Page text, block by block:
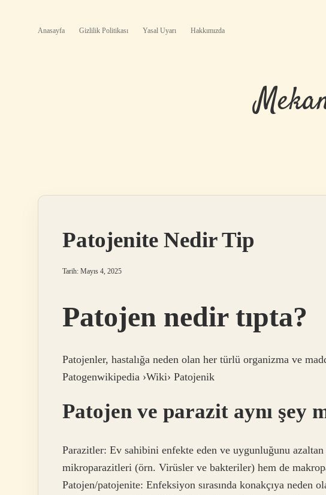
Anasayfa Gizlilik Politikası Yasal Uyarı Hakkımızda
Patojenite Nedir Tip
Tarih: Mayıs 4, 2025
Patojen nedir tıpta?
Patojenler, hastalığa neden olan her türlü organizma ve
Patogenwikipedia ›Wiki› Patojenik
Patojen ve parazit aynı şey
Parazitler: Ev sahibini enfekte eden ve uygunluğunu
mikroparazitleri (örn. Virüsler ve bakteriler) hem de
Patojen/patojenite: Enfeksiyon sırasında konakçıya neden